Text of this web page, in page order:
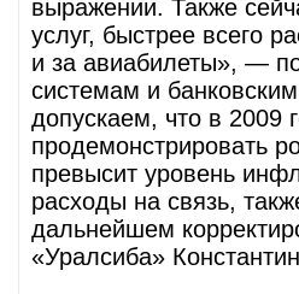
выражении. Также
услуг, быстрее всего
и за авиабилеты», —
системам и
допускаем, что в 2009
продемонстрировать
превысит уровень
расходы на связь,
дальнейшем
«Уралсиба»